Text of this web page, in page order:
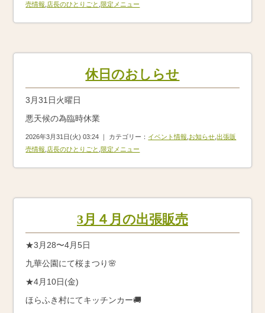
売情報 店長のひとりごと 限定メニュー
休日のおしらせ
3月31日火曜日
悪天候の為臨時休業
2026年3月31日(火) 03:24 ｜ カテゴリー： イベント情報 お知らせ ,出張販
売情報 店長のひとりごと 限定メニュー
3月４月の出張販売
★3月28〜4月5日
九華公園にて桜まつり🌸
★4月10日(金)
ほらふき村にてキッチンカー🚚